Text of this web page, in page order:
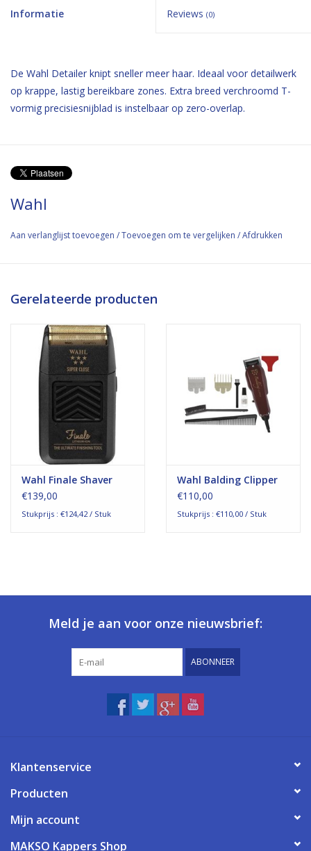
Informatie Reviews (0)
De Wahl Detailer knipt sneller meer haar. Ideaal voor detailwerk
op krappe, lastig bereikbare zones. Extra breed verchroomd T-
vormig precisiesnijblad is instelbaar op zero-overlap.
Wahl
Aan verlanglijst toevoegen /Toevoegen om te vergelijken /Afdrukken
Gerelateerde producten
Wahl Finale Shaver
€139,00
Stukprijs : €124,42 / Stuk
Wahl Balding Clipper
€110,00
Stukprijs : €110,00 / Stuk
Meld je aan voor onze nieuwsbrief:
ABONNEER
Klantenservice
Producten
Mijn account
MAKSO Kappers Shop